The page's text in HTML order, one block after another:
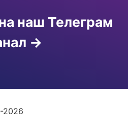
наш Телеграм
2026